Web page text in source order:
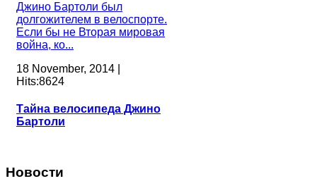
Джино Бартоли был
долгожителем в велоспорте.
Если бы не Вторая мировая
война, ко...
18 November, 2014 |
Hits:8624
Тайна велосипеда Джино
Бартоли
Новости